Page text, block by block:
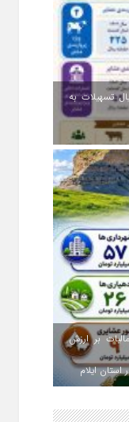
۴۵۱ میلیارد ریال تسهیلات به
عوارض مالیات بر ارزش